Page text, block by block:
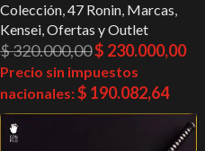
Colección,47 Ronin, Marcas,
Kensei,Ofertas y Outlet
$320.000,00$ 230.000,00
Precio sin impuestos
nacionales:$ 190.082,64